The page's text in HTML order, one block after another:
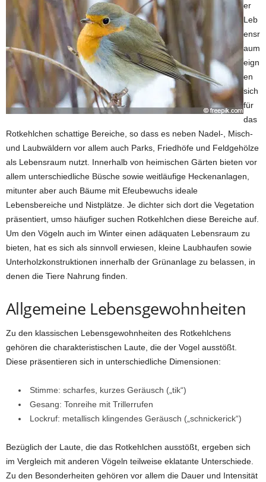
er
Leb
ensr
aum
eign
en
sich
für
das
Rotkehlchen schattige Bereiche, so dass es neben Nadel-, Misch-
und Laubwäldern vor allem auch Parks, Friedhöfe und Feldgehölze
als Lebensraum nutzt. Innerhalb von heimischen Gärten bieten vor
allem unterschiedliche Büsche sowie weitläufige Heckenanlagen,
mitunter aber auch Bäume mit Efeubewuchs ideale
Lebensbereiche und Nistplätze. Je dichter sich dort die Vegetation
präsentiert, umso häufiger suchen Rotkehlchen diese Bereiche auf.
Um den Vögeln auch im Winter einen adäquaten Lebensraum zu
bieten, hat es sich als sinnvoll erwiesen, kleine Laubhaufen sowie
Unterholzkonstruktionen innerhalb der Grünanlage zu belassen, in
denen die Tiere Nahrung finden.
Allgemeine Lebensgewohnheiten
Zu den klassischen Lebensgewohnheiten des Rotkehlchens
gehören die charakteristischen Laute, die der Vogel ausstößt.
Diese präsentieren sich in unterschiedliche Dimensionen:
Stimme: scharfes, kurzes Geräusch („tik“)
Gesang: Tonreihe mit Trillerrufen
Lockruf: metallisch klingendes Geräusch („schnickerick“)
Bezüglich der Laute, die das Rotkehlchen ausstößt, ergeben sich
im Vergleich mit anderen Vögeln teilweise eklatante Unterschiede.
Zu den Besonderheiten gehören vor allem die Dauer und Intensität